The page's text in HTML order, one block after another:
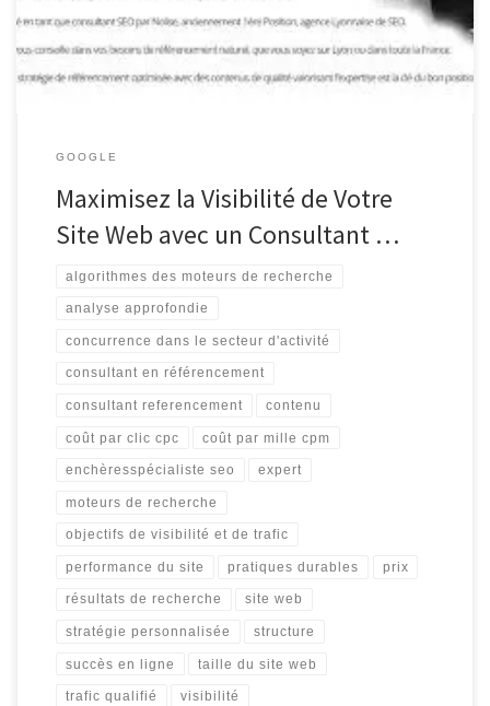
millions de sites web en concurrence pour l’attention des
utilisateurs, il […]
GOOGLE
Maximisez la Visibilité de Votre
Site Web avec un Consultant …
algorithmes des moteurs de recherche
analyse approfondie
concurrence dans le secteur d'activité
consultant en référencement
consultant referencement contenu
coût par clic cpc coût par mille cpm
enchèresspécialiste seo expert
moteurs de recherche
objectifs de visibilité et de trafic
performance du site pratiques durables prix
résultats de recherche site web
stratégie personnalisée structure
succès en ligne taille du site web
trafic qualifié visibilité